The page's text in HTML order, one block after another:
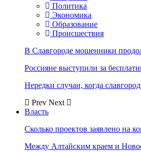
Политика
Экономика
Образование
Происшествия
В Славгороде мошенники
Россияне выступили за
Нередки случаи, когда
Prev Next
Власть
Сколько проектов заявлено на
Между Алтайским краем и